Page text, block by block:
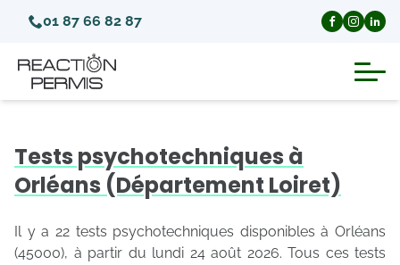
01 87 66 82 87
Invalidation du permis de conduire
Annulation du permis de conduire
Tests psychotechniques à
Orléans (Département Loiret)
Il y a 22 tests psychotechniques disponibles à Orléans
(45000), à partir du lundi 24 août 2026. Tous ces tests